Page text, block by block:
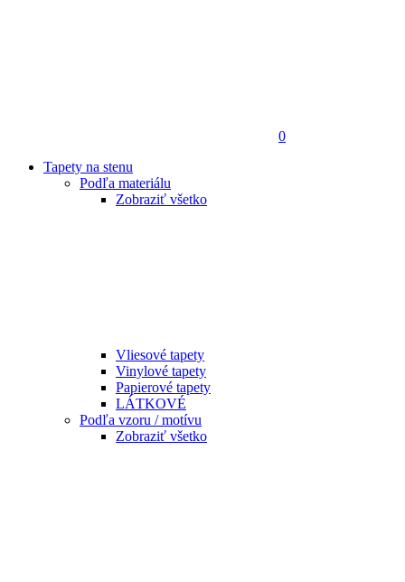
0
Tapety na stenu
Podľa materiálu
Zobraziť všetko
Vliesové tapety
Vinylové tapety
Papierové tapety
LÁTKOVÉ
Podľa vzoru / motívu
Zobraziť všetko